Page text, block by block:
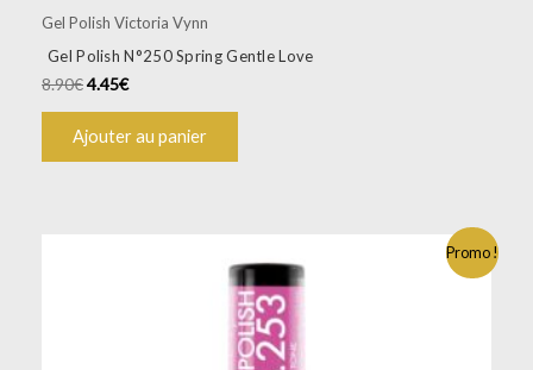
Gel Polish Victoria Vynn
Gel Polish N°250 Spring Gentle Love
8.90€4.45€
Ajouter au panier
Promo !